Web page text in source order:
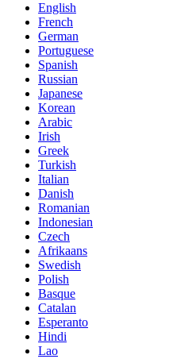
English
French
German
Portuguese
Spanish
Russian
Japanese
Korean
Arabic
Irish
Greek
Turkish
Italian
Danish
Romanian
Indonesian
Czech
Afrikaans
Swedish
Polish
Basque
Catalan
Esperanto
Hindi
Lao